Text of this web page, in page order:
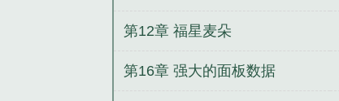
第12章 福星麦朵
第16章 强大的面板数据